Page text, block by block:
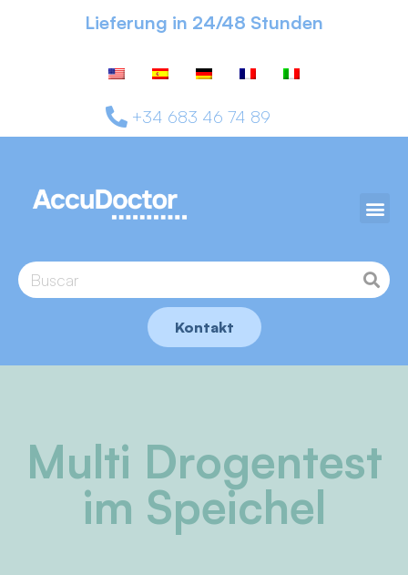
Lieferung in 24/48 Stunden
+34 683 46 74 89
Kontakt
Multi Drogentest
im Speichel